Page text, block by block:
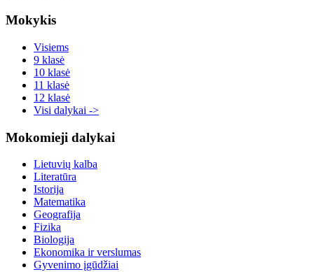
Mokykis
Visiems
9 klasė
10 klasė
11 klasė
12 klasė
Visi dalykai ->
Mokomieji dalykai
Lietuvių kalba
Literatūra
Istorija
Matematika
Geografija
Fizika
Biologija
Ekonomika ir verslumas
Gyvenimo įgūdžiai